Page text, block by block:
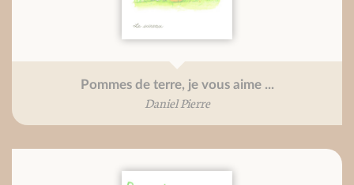
Pommes de terre, je vous aime ...
Daniel Pierre